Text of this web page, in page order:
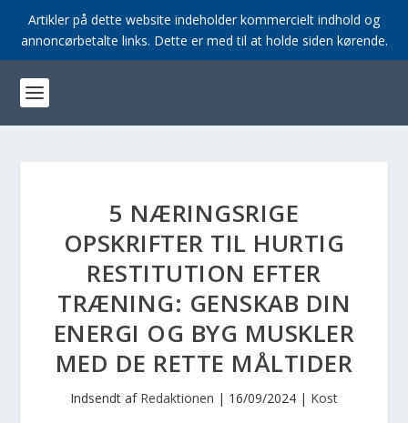
Artikler på dette website indeholder kommercielt indhold og
annoncørbetalte links. Dette er med til at holde siden kørende.
5 NÆRINGSRIGE
OPSKRIFTER TIL HURTIG
RESTITUTION EFTER
TRÆNING: GENSKAB DIN
ENERGI OG BYG MUSKLER
MED DE RETTE MÅLTIDER
Indsendt af Redaktionen | 16/09/2024 | Kost